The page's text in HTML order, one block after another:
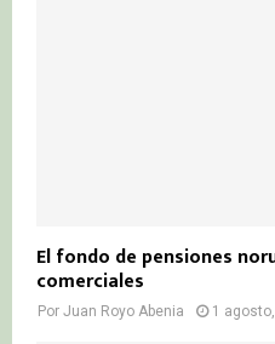
El fondo de pensiones
comerciales
Por Juan Royo Abenia 1